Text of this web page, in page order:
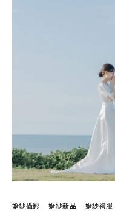
婚紗攝影 婚紗新品 婚紗禮服